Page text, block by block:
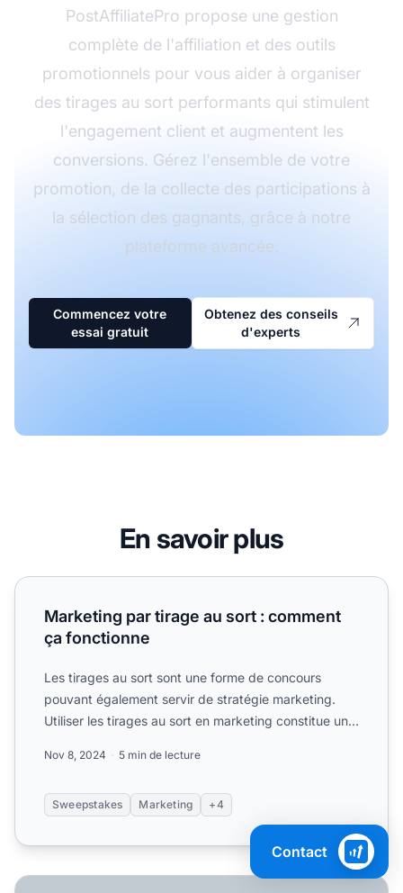
PostAffiliatePro propose une gestion
complète de l'affiliation et des outils
promotionnels pour vous aider à organiser
des tirages au sort performants qui stimulent
l'engagement client et augmentent les
conversions. Gérez l'ensemble de votre
promotion, de la collecte des participations à
la sélection des gagnants, grâce à notre
plateforme avancée.
Commencez votre
essai gratuit
Obtenez des conseils
d'experts
En savoir plus
Marketing par tirage au sort : comment ça fonctionne
Marketing par tirage au sort : comment
ça fonctionne
Les tirages au sort sont une forme de concours
pouvant également servir de stratégie marketing.
Utiliser les tirages au sort en marketing constitue une
Nov 8, 2024 5 min de lecture
Sweepstakes Marketing +4
Considérations juridiques pour l’organisation de jeux-
Contact